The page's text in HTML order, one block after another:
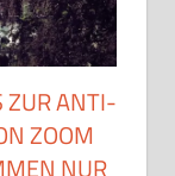
ZUR ANTI-
ZOOM
NUR